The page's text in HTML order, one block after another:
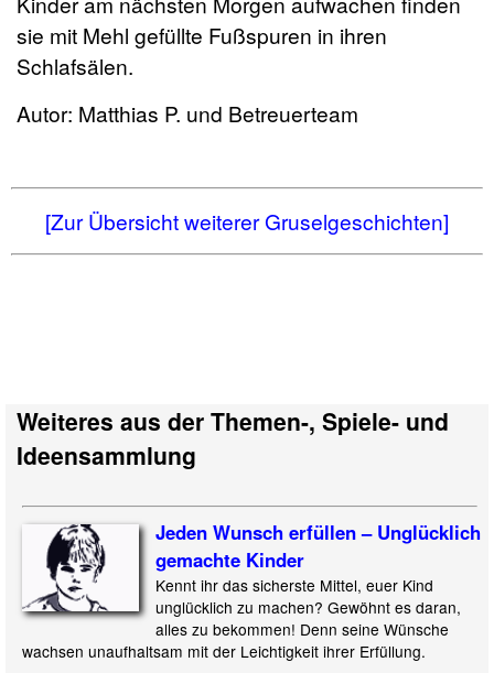
sie mit Mehl gefüllte Fußspuren in ihren
Schlafsälen.
Autor: Matthias P. und Betreuerteam
[Zur Übersicht weiterer Gruselgeschichten]
Weiteres aus der Themen-, Spiele- und
Ideensammlung
Jeden Wunsch erfüllen – Unglücklich
gemachte Kinder
Kennt ihr das sicherste Mittel, euer Kind
unglücklich zu machen? Gewöhnt es daran,
alles zu bekommen! Denn seine Wünsche
wachsen unaufhaltsam mit der Leichtigkeit ihrer Erfüllung.